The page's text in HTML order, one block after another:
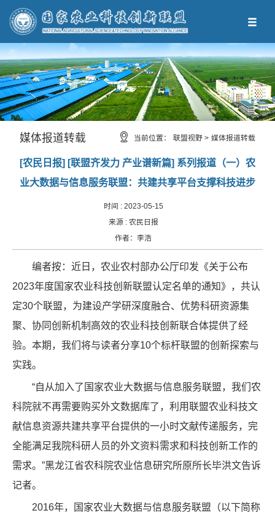
媒体报道转载 当前位置： 联盟视野 > 媒体报道转载
[农民日报] [联盟齐发力 产业谱新篇] 系列报道（一）农
业大数据与信息服务联盟：共建共享平台支撑科技进步
时间 : 2023-05-15
来源 : 农民日报
作者： 李浩
编者按：近日，农业农村部办公厅印发《关于公布
2023年度国家农业科技创新联盟认定名单的通知》，共认
定30个联盟，为建设产学研深度融合、优势科研资源集
聚、协同创新机制高效的农业科技创新联合体提供了经
验。本期，我们将与读者分享10个标杆联盟的创新探索与
实践。
“自从加入了国家农业大数据与信息服务联盟，我们农
科院就不再需要购买外文数据库了，利用联盟农业科技文
献信息资源共建共享平台提供的一小时文献传递服务，完
全能满足我院科研人员的外文资料需求和科技创新工作的
需求。”黑龙江省农科院农业信息研究所原所长毕洪文告诉
记者。
2016年，国家农业大数据与信息服务联盟（以下简称